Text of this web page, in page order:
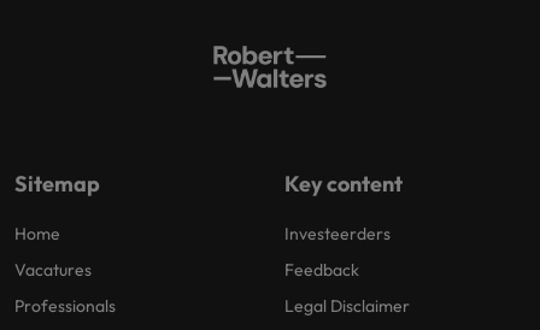
Sitemap
Home
Vacatures
Professionals
Key content
Investeerders
Feedback
Legal Disclaimer